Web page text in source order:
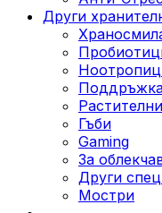
Други
Гъби
Gaming
За
Други
Мостри